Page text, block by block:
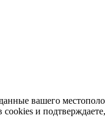
вашего
и